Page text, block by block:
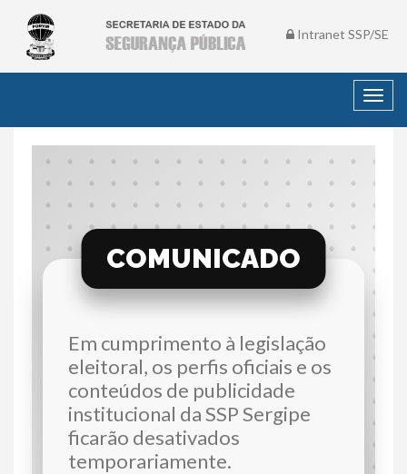
Intranet SSP/SE
COMUNICADO
Em cumprimento à legislação
eleitoral, os perfis oficiais e os
conteúdos de publicidade
institucional da SSP Sergipe
ficarão desativados
temporariamente.